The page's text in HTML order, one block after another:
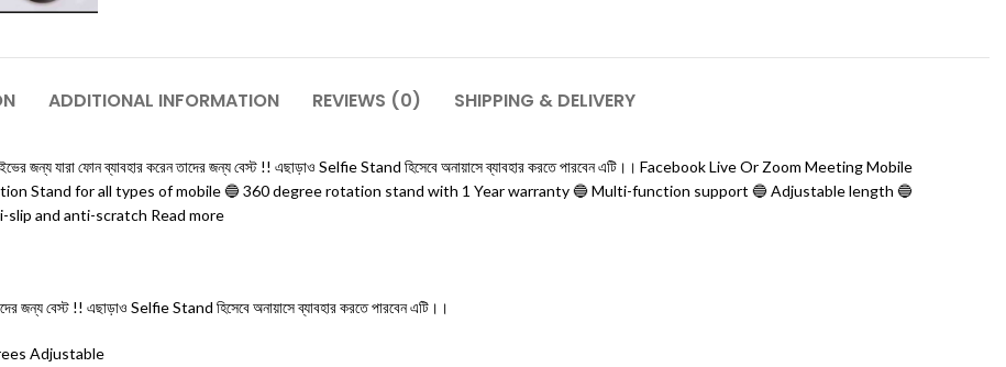
ADDITIONAL INFORMATION REVIEWS (0) SHIPPING & DELIVERY
জন্য যারা ফোন ব্যাবহার করেন তাদের জন্য বেস্ট !! এছাড়াও Selfie Stand হিসেবে অনায়াসে ব্যাবহার করতে পারবেন এটি।। Facebook Live Or Zoom Meeting Mobile
Stand for all types of mobile 🔵 360 degree rotation stand with 1 Year warranty 🔵 Multi-function support 🔵 Adjustable length 🔵
and anti-scratch Read more
জন্য বেস্ট !! এছাড়াও Selfie Stand হিসেবে অনায়াসে ব্যাবহার করতে পারবেন এটি।।
Adjustable